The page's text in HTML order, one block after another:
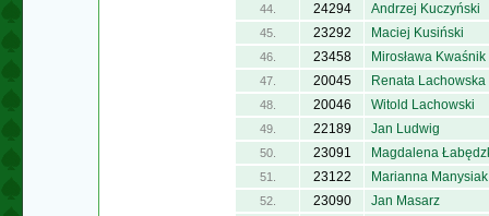
44. 24294 Andrzej Kuczyński
45. 23292 Maciej Kusiński
46. 23458 Mirosława Kwaśnik
47. 20045 Renata Lachowska
48. 20046 Witold Lachowski
49. 22189 Jan Ludwig
50. 23091 Magdalena
51. 23122 Marianna Manysiak
52. 23090 Jan Masarz